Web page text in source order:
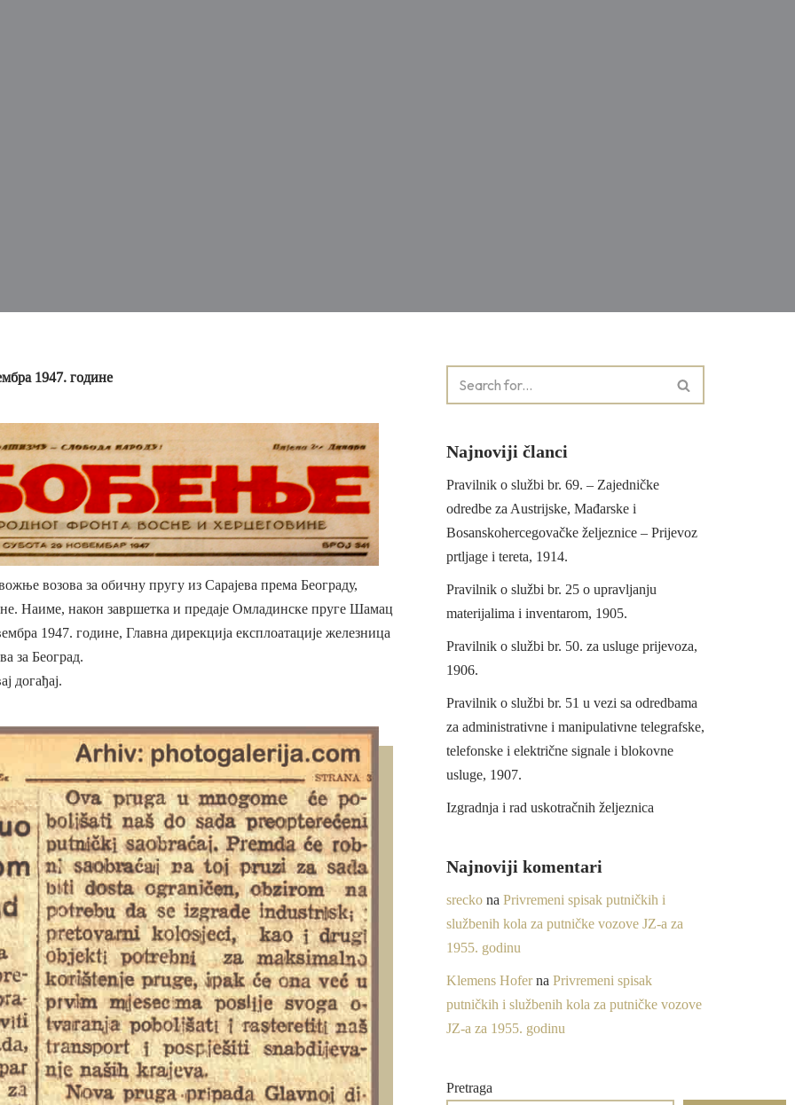
1947. године
возова за обичну пругу из Сарајева према Београду,
Наиме, након завршетка и предаје Омладинске пруге Шамац
1947. године, Главна дирекција експлоатације железница
за Београд.
догађај.
Najnoviji članci
Pravilnik o službi br. 69. – Zajedničke
odredbe za Austrijske, Mađarske i
Bosanskohercegovačke željeznice – Prijevoz
prtljage i tereta, 1914.
Pravilnik o službi br. 25 o upravljanju
materijalima i inventarom, 1905.
Pravilnik o službi br. 50. za usluge prijevoza,
1906.
Pravilnik o službi br. 51 u vezi sa odredbama
za administrativne i manipulativne telegrafske,
telefonske i električne signale i blokovne
usluge, 1907.
Izgradnja i rad uskotračnih željeznica
Najnoviji komentari
srecko na Privremeni spisak putničkih i
službenih kola za putničke vozove JZ-a za
1955. godinu
Klemens Hoferna Privremeni spisak
putničkih i službenih kola za putničke vozove
JZ-a za 1955. godinu
Pretraga